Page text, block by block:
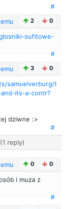
#
2 0
sufitowe-
#
3 0
samuelverburg/t
its-a-contr?
dziwne :>
#
reply)
0 0
i muza z
#